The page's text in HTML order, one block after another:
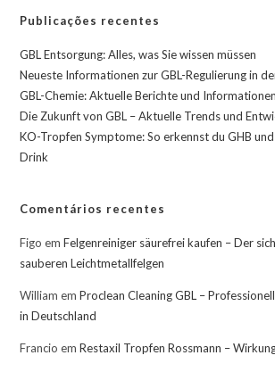
Publicações recentes
GBL Entsorgung: Alles, was Sie wissen müssen
Neueste Informationen zur GBL-Regulierung in
GBL-Chemie: Aktuelle Berichte und Informationen
Die Zukunft von GBL – Aktuelle Trends und
KO-Tropfen Symptome: So erkennst du GHB
Drink
Comentários recentes
Figo emFelgenreiniger säurefrei kaufen – Der
sauberen Leichtmetallfelgen
William emProclean Cleaning GBL –
in Deutschland
Francio emRestaxil Tropfen Rossmann –